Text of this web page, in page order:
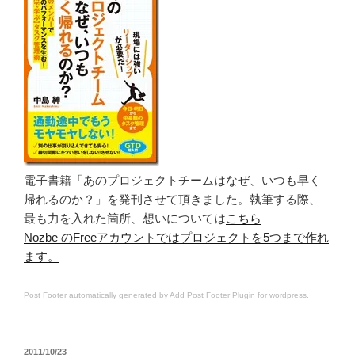
電子書籍「あのプロジェクトチームはなぜ、いつも早く
帰れるのか？」を発刊させて頂きました。執筆する際、
最も力を入れた箇所、想いについてはこちら
Nozbe のFreeアカウントではプロジェクトを5つまで作れ
ます。
Post Footer automatically generated byAdd Post Footer Plugin for wordpress.
投
2011/10/23